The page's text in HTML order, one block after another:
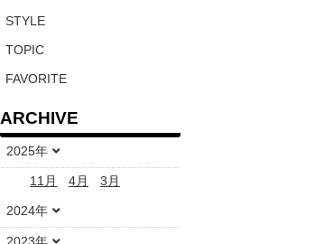
STYLE
TOPIC
FAVORITE
ARCHIVE
2025年
11月 4月 3月
2024年